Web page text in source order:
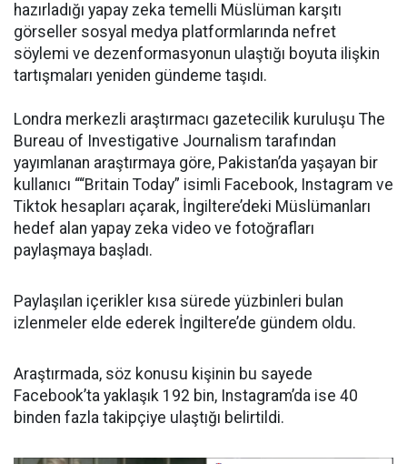
hazırladığı yapay zeka temelli Müslüman karşıtı
görseller sosyal medya platformlarında nefret
söylemi ve dezenformasyonun ulaştığı boyuta ilişkin
tartışmaları yeniden gündeme taşıdı.
Londra merkezli araştırmacı gazetecilik kuruluşu The
Bureau of Investigative Journalism tarafından
yayımlanan araştırmaya göre, Pakistan’da yaşayan bir
kullanıcı ““Britain Today” isimli Facebook, Instagram ve
Tiktok hesapları açarak, İngiltere’deki Müslümanları
hedef alan yapay zeka video ve fotoğrafları
paylaşmaya başladı.
Paylaşılan içerikler kısa sürede yüzbinleri bulan
izlenmeler elde ederek İngiltere’de gündem oldu.
Araştırmada, söz konusu kişinin bu sayede
Facebook’ta yaklaşık 192 bin, Instagram’da ise 40
binden fazla takipçiye ulaştığı belirtildi.